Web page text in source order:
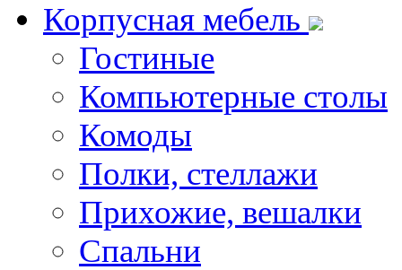
Корпусная мебель
Гостиные
Компьютерные столы
Комоды
Полки, стеллажи
Прихожие, вешалки
Спальни